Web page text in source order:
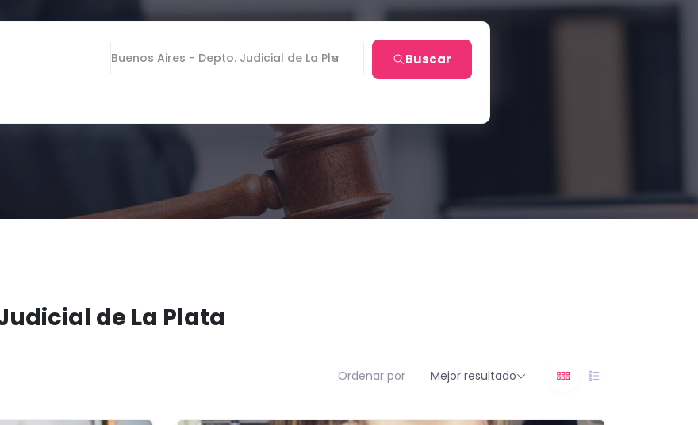
Buenos Aires - Depto. Judicial de La Plata
Buscar
de La Plata
Ordenar por Mejor resultado